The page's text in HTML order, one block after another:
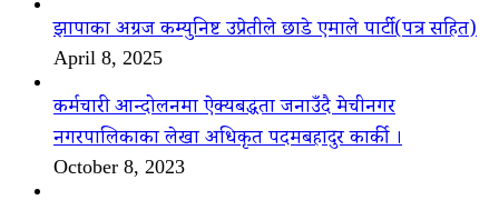
झापाका अग्रज कम्युनिष्ट उप्रेतीले छाडे एमाले पार्टी(पत्र सहित)
April 8, 2025
कर्मचारी आन्दोलनमा ऐक्यबद्धता जनाउँदै मेचीनगर
नगरपालिकाका लेखा अधिकृत पदमबहादुर कार्की ।
October 8, 2023